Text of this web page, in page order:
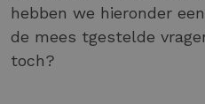
hebben we hieronder
de mees tgestelde
toch?